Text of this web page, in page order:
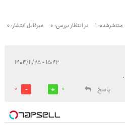
منتشرشده: 1 در انتظار بررسی: 0 غیرقابل انتشار: 0
۱۵:۴۲ - ۱۴۰۴/۱۱/۲۵
پاسخ
0
0